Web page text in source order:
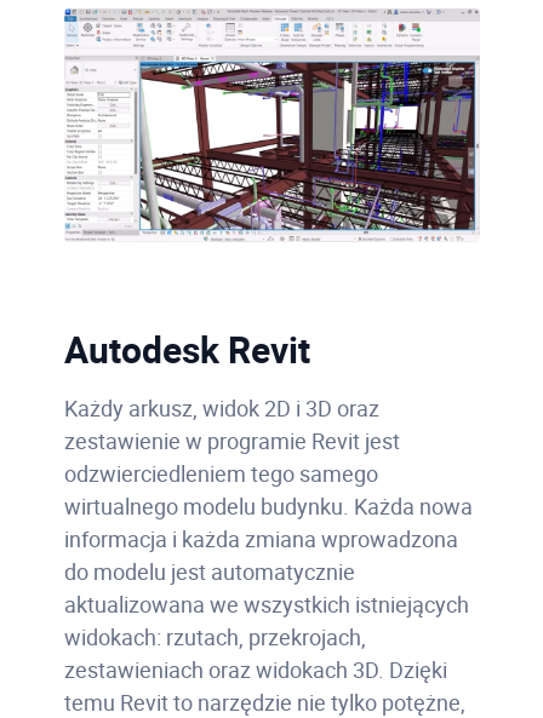
Autodesk Revit
Każdy arkusz, widok 2D i 3D oraz
zestawienie w programie Revit jest
odzwierciedleniem tego samego
wirtualnego modelu budynku. Każda nowa
informacja i każda zmiana wprowadzona
do modelu jest automatycznie
aktualizowana we wszystkich istniejących
widokach: rzutach, przekrojach,
zestawieniach oraz widokach 3D. Dzięki
temu Revit to narzędzie nie tylko potężne,